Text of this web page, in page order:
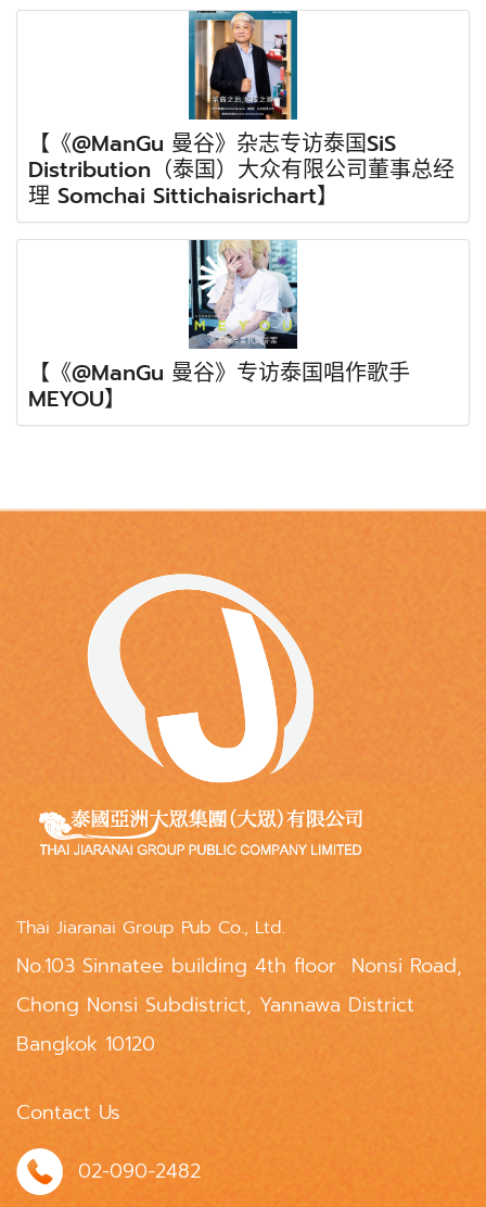
【《@ManGu 曼谷》杂志专访泰国SiS
Distribution（泰国）大众有限公司董事总经
理 Somchai Sittichaisrichart】
【《@ManGu 曼谷》专访泰国唱作歌手
MEYOU】
Thai Jiaranai Group Pub Co., Ltd.
No.103 Sinnatee building 4th floor Nonsi Road,
Chong Nonsi Subdistrict, Yannawa District
Bangkok 10120
Contact Us
02-090-2482